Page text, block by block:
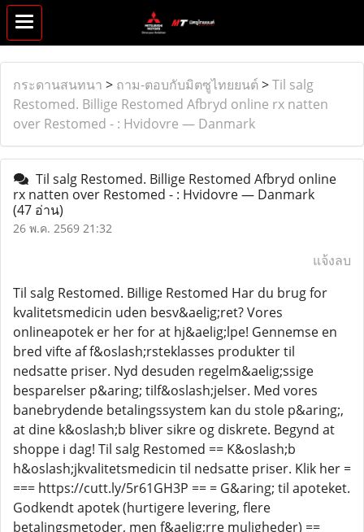
กระดานสนทนา > ถาม-ตอบกับมิตซูไทยยนต์ >Til salg
Restomed. Billige Restomed Afbryd online rx natten
over Restomed - : Hvidovre — Danmark
Til salg Restomed. Billige Restomed Afbryd online
rx natten over Restomed - : Hvidovre — Danmark
(47 อ่าน)
26 พ.ค. 2569 21:32
แจ้งลบ
Til salg Restomed. Billige Restomed Har du brug for
kvalitetsmedicin uden besv&aelig;ret? Vores
onlineapotek er her for at hj&aelig;lpe! Gennemse en
bred vifte af f&oslash;rsteklasses produkter til
nedsatte priser. Nyd desuden regelm&aelig;ssige
besparelser p&aring; tilf&oslash;jelser. Med vores
banebrydende betalingssystem kan du stole p&aring;,
at dine k&oslash;b bliver sikre og diskrete. Begynd at
shoppe i dag! Til salg Restomed == K&oslash;b
h&oslash;jkvalitetsmedicin til nedsatte priser. Klik her =
=== https://cutt.ly/5r61GH3P == = G&aring; til apoteket.
Godkendt apotek (hurtigere levering, flere
betalingsmetoder, men f&aelig;rre muligheder) ==